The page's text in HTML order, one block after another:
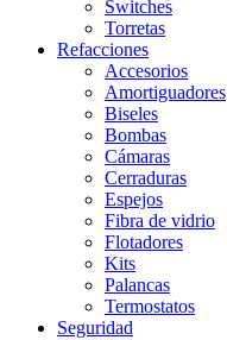
Switches
Torretas
Refacciones
Accesorios
Amortiguadores
Biseles
Bombas
Cámaras
Cerraduras
Espejos
Fibra de vidrio
Flotadores
Kits
Palancas
Termostatos
Seguridad